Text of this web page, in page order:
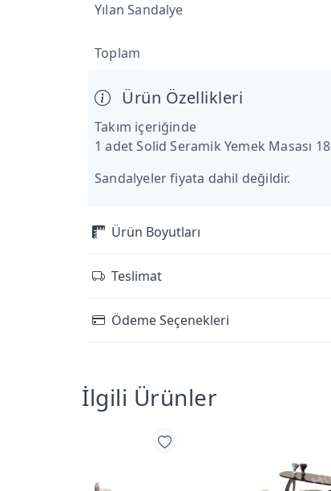
Yılan Sandalye
Toplam
Ürün Özellikleri
Takım içeriğinde
1 adet Solid Seramik Yemek Masası
Sandalyeler fiyata dahil değildir.
Ürün Boyutları
Teslimat
Ödeme Seçenekleri
İlgili Ürünler